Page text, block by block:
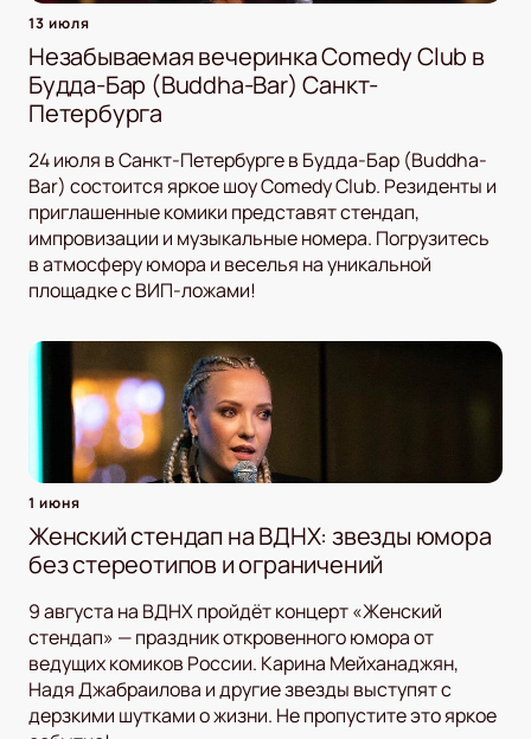
13 июля
Незабываемая вечеринка Comedy Club в
Будда-Бар (Buddha-Bar) Санкт-
Петербурга
24 июля в Санкт-Петербурге в Будда-Бар (Buddha-
Bar) состоится яркое шоу Comedy Club. Резиденты и
приглашенные комики представят стендап,
импровизации и музыкальные номера. Погрузитесь
в атмосферу юмора и веселья на уникальной
площадке с ВИП-ложами!
1 июня
Женский стендап на ВДНХ: звезды юмора
без стереотипов и ограничений
9 августа на ВДНХ пройдёт концерт «Женский
стендап» — праздник откровенного юмора от
ведущих комиков России. Карина Мейханаджян,
Надя Джабраилова и другие звезды выступят с
дерзкими шутками о жизни. Не пропустите это яркое